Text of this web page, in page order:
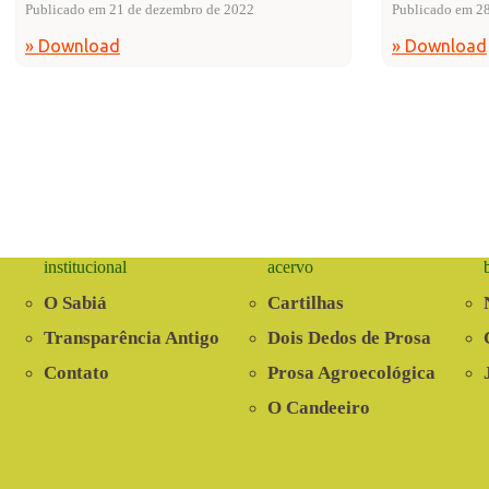
Publicado em 21 de dezembro de 2022
» Download
Publicado em
» Download
institucional
O Sabiá
Transparência Antigo
Contato
acervo
Cartilhas
Dois Dedos de Prosa
Prosa Agroecológica
O Candeeiro